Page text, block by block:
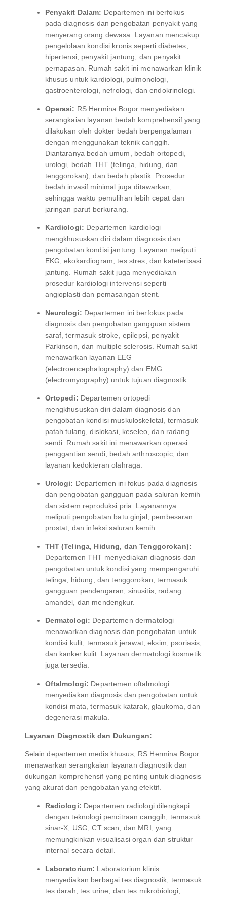
Penyakit Dalam: Departemen ini berfokus
pada diagnosis dan pengobatan penyakit yang
menyerang orang dewasa. Layanan mencakup
pengelolaan kondisi kronis seperti diabetes,
hipertensi, penyakit jantung, dan penyakit
pernapasan. Rumah sakit ini menawarkan klinik
khusus untuk kardiologi, pulmonologi,
gastroenterologi, nefrologi, dan endokrinologi.
Operasi: RS Hermina Bogor menyediakan
serangkaian layanan bedah komprehensif yang
dilakukan oleh dokter bedah berpengalaman
dengan menggunakan teknik canggih.
Diantaranya bedah umum, bedah ortopedi,
urologi, bedah THT (telinga, hidung, dan
tenggorokan), dan bedah plastik. Prosedur
bedah invasif minimal juga ditawarkan,
sehingga waktu pemulihan lebih cepat dan
jaringan parut berkurang.
Kardiologi: Departemen kardiologi
mengkhususkan diri dalam diagnosis dan
pengobatan kondisi jantung. Layanan meliputi
EKG, ekokardiogram, tes stres, dan kateterisasi
jantung. Rumah sakit juga menyediakan
prosedur kardiologi intervensi seperti
angioplasti dan pemasangan stent.
Neurologi: Departemen ini berfokus pada
diagnosis dan pengobatan gangguan sistem
saraf, termasuk stroke, epilepsi, penyakit
Parkinson, dan multiple sclerosis. Rumah sakit
menawarkan layanan EEG
(electroencephalography) dan EMG
(electromyography) untuk tujuan diagnostik.
Ortopedi: Departemen ortopedi
mengkhususkan diri dalam diagnosis dan
pengobatan kondisi muskuloskeletal, termasuk
patah tulang, dislokasi, keseleo, dan radang
sendi. Rumah sakit ini menawarkan operasi
penggantian sendi, bedah arthroscopic, dan
layanan kedokteran olahraga.
Urologi: Departemen ini fokus pada diagnosis
dan pengobatan gangguan pada saluran kemih
dan sistem reproduksi pria. Layanannya
meliputi pengobatan batu ginjal, pembesaran
prostat, dan infeksi saluran kemih.
THT (Telinga, Hidung, dan Tenggorokan):
Departemen THT menyediakan diagnosis dan
pengobatan untuk kondisi yang mempengaruhi
telinga, hidung, dan tenggorokan, termasuk
gangguan pendengaran, sinusitis, radang
amandel, dan mendengkur.
Dermatologi: Departemen dermatologi
menawarkan diagnosis dan pengobatan untuk
kondisi kulit, termasuk jerawat, eksim, psoriasis,
dan kanker kulit. Layanan dermatologi kosmetik
juga tersedia.
Oftalmologi: Departemen oftalmologi
menyediakan diagnosis dan pengobatan untuk
kondisi mata, termasuk katarak, glaukoma, dan
degenerasi makula.
Layanan Diagnostik dan Dukungan:
Selain departemen medis khusus, RS Hermina Bogor
menawarkan serangkaian layanan diagnostik dan
dukungan komprehensif yang penting untuk diagnosis
yang akurat dan pengobatan yang efektif.
Radiologi: Departemen radiologi dilengkapi
dengan teknologi pencitraan canggih, termasuk
sinar-X, USG, CT scan, dan MRI, yang
memungkinkan visualisasi organ dan struktur
internal secara detail.
Laboratorium: Laboratorium klinis
menyediakan berbagai tes diagnostik, termasuk
tes darah, tes urine, dan tes mikrobiologi,